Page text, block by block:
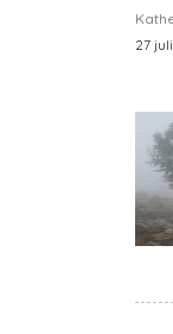
27